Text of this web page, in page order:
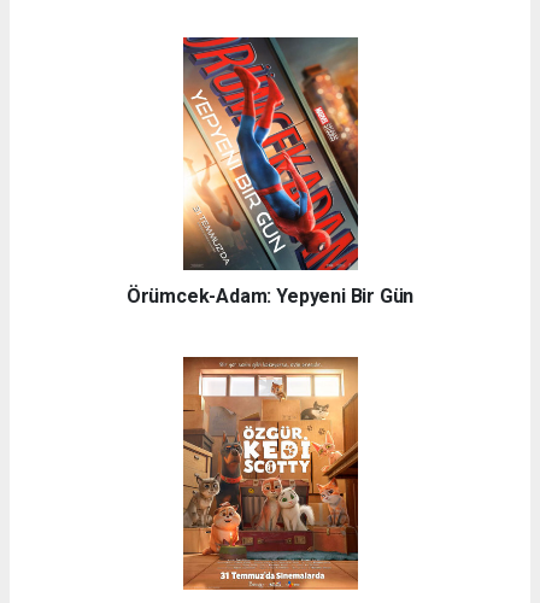
Örümcek-Adam: Yepyeni Bir Gün